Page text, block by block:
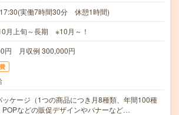
実働7時間30分 休憩1時間)
月上旬～長期 ※10月～！
円 月収例 300,000円
ッケージ（1つの商品につき月8種類、年間100種
POPなどの販促デザインやバナーなど…